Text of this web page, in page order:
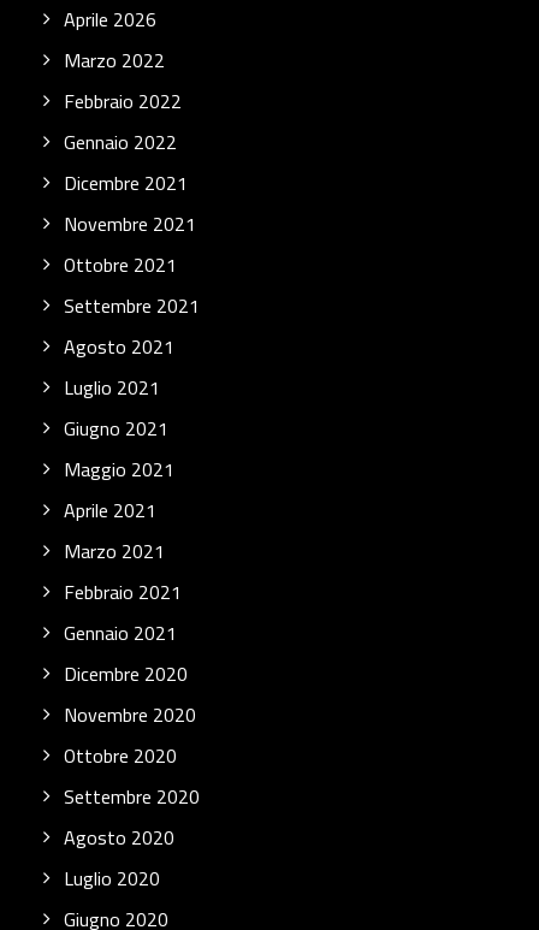
Aprile 2026
Marzo 2022
Febbraio 2022
Gennaio 2022
Dicembre 2021
Novembre 2021
Ottobre 2021
Settembre 2021
Agosto 2021
Luglio 2021
Giugno 2021
Maggio 2021
Aprile 2021
Marzo 2021
Febbraio 2021
Gennaio 2021
Dicembre 2020
Novembre 2020
Ottobre 2020
Settembre 2020
Agosto 2020
Luglio 2020
Giugno 2020